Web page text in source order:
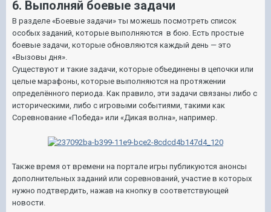
6. Выполняй боевые задачи
В разделе «Боевые задачи» ты можешь посмотреть список
особых заданий, которые выполняются в бою. Есть простые
боевые задачи, которые обновляются каждый день — это
«Вызовы дня».
Существуют и такие задачи, которые объединены в цепочки или
целые марафоны, которые выполняются на протяжении
определённого периода. Как правило, эти задачи связаны либо с
историческими, либо с игровыми событиями, такими как
Соревнование «Победа» или «Дикая волна», например.
Также время от времени на портале игры публикуются анонсы
дополнительных заданий или соревнований, участие в которых
нужно подтвердить, нажав на кнопку в соответствующей
новости.